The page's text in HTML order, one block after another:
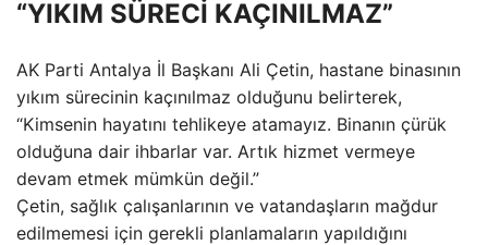
“YIKIM SÜRECİ KAÇINILMAZ”
AK Parti Antalya İl Başkanı Ali Çetin, hastane binasının
yıkım sürecinin kaçınılmaz olduğunu belirterek,
“Kimsenin hayatını tehlikeye atamayız. Binanın çürük
olduğuna dair ihbarlar var. Artık hizmet vermeye
devam etmek mümkün değil.”
Çetin, sağlık çalışanlarının ve vatandaşların mağdur
edilmemesi için gerekli planlamaların yapıldığını